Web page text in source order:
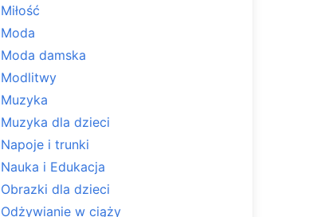
Miłość
Moda
Moda damska
Modlitwy
Muzyka
Muzyka dla dzieci
Napoje i trunki
Nauka i Edukacja
Obrazki dla dzieci
Odżywianie w ciąży